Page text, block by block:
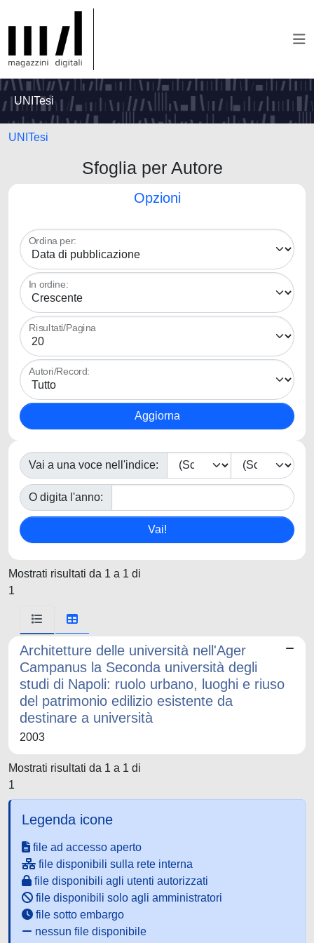
UNITesi
UNITesi
Sfoglia per Autore
Opzioni
Ordina per:
In ordine:
Risultati/Pagina
Autori/Record:
Vai a una voce nell'indice:
O digita l'anno:
Mostrati risultati da 1 a 1 di
1
Architetture delle università nell'Ager
Campanus la Seconda università degli
studi di Napoli: ruolo urbano, luoghi e riuso
del patrimonio edilizio esistente da
destinare a università
2003
Mostrati risultati da 1 a 1 di
1
Legenda icone
file ad accesso aperto
file disponibili sulla rete interna
file disponibili agli utenti autorizzati
file disponibili solo agli amministratori
file sotto embargo
nessun file disponibile